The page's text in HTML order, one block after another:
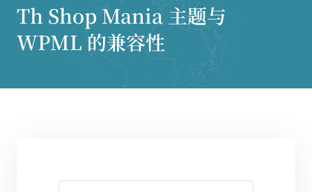
Th Shop Mania 主题与
WPML 的兼容性